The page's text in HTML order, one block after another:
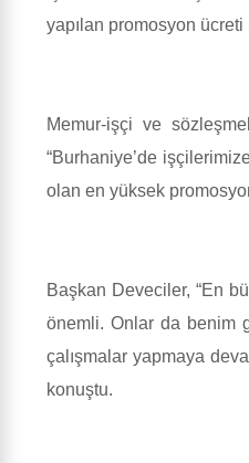
yapılan promosyon
Memur-işçi ve
“Burhaniye’de
olan en yüksek
Başkan Deveciler, “En
önemli. Onlar da benim
çalışmalar yapmaya
konuştu.